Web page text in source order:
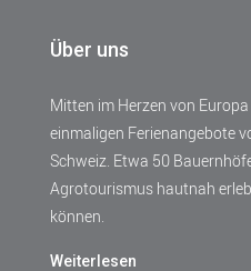
Über uns
Mitten im Herzen von
einmaligen Ferienangebote
Schweiz. Etwa 50
Agrotourismus hautnah
können.
Weiterlesen